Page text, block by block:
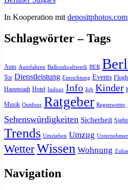
In Kooperation mit depositphotos.com
Schlagwörter – Tags
Auto Autofahren Balkonkraftwerk BER
Tor Dienstleistung Einrichtung Events
Hauptstadt Hotel Indoor Info Job Kinder
Musik Outdoor Ratgeber Regenwetter
Sehenswürdigkeiten Sicherheit
Trends Umziehen Umzug
WetterWissen Wohnung
Navigation